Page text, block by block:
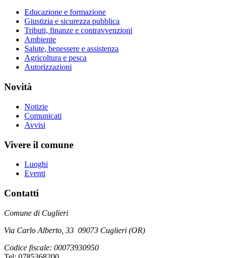
Educazione e formazione
Giustizia e sicurezza pubblica
Tributi, finanze e contravvenzioni
Ambiente
Salute, benessere e assistenza
Agricoltura e pesca
Autorizzazioni
Novità
Notizie
Comunicati
Avvisi
Vivere il comune
Luoghi
Eventi
Contatti
Comune di Cuglieri
Via Carlo Alberto, 33 09073 Cuglieri (OR)
Codice fiscale: 00073930950